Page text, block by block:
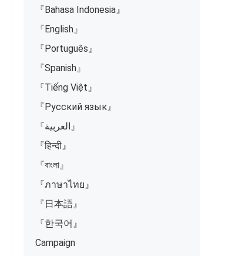
『Bahasa Indonesia』
『English』
『Português』
『Spanish』
『Tiếng Việt』
『Русский язык』
『العربية』
『हिन्दी』
『বাংলা』
『ภาษาไทย』
『日本語』
『한국어』
Campaign